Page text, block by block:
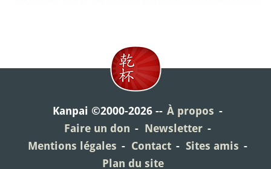
Kanpai ©2000-2026
À propos
Faire un don
Newsletter
Mentions légales
Contact
Sites amis
Plan du site